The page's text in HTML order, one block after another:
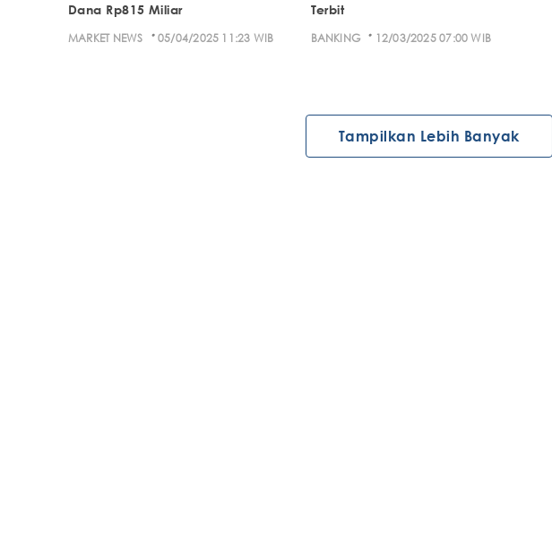
Dana Rp815 Miliar
MARKET NEWS · 05/04/2025 11:23 WIB
Terbit
BANKING · 12/03/2025 07:00 WIB
Tampilkan Lebih Banyak